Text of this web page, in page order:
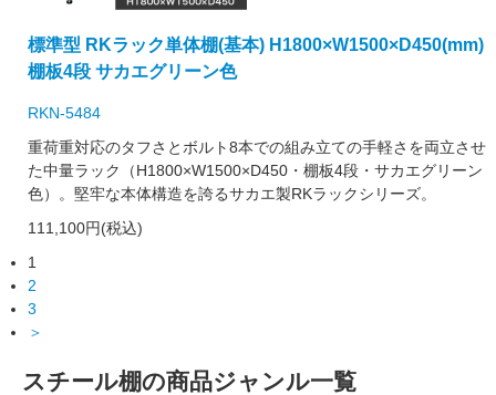
標準型 RKラック単体棚(基本) H1800×W1500×D450(mm)
棚板4段 サカエグリーン色
RKN-5484
重荷重対応のタフさとボルト8本での組み立ての手軽さを両立させ
た中量ラック（H1800×W1500×D450・棚板4段・サカエグリーン
色）。堅牢な本体構造を誇るサカエ製RKラックシリーズ。
111,100円(税込)
1
2
3
＞
スチール棚の商品ジャンル一覧